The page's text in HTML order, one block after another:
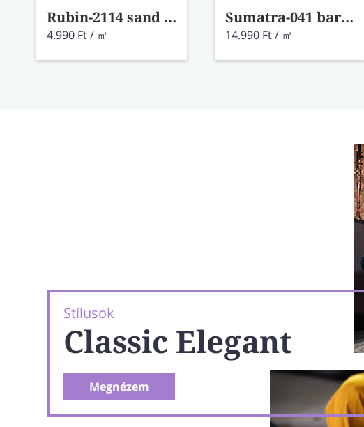
Rubin-2114 sand padlószőnyeg 400 cm-es
4.990 Ft / ㎡
Sumatra-041 barna padlószőnyeg 400 cm-es
14.990 Ft / ㎡
Stílusok
Classic Elegant
Megnézem